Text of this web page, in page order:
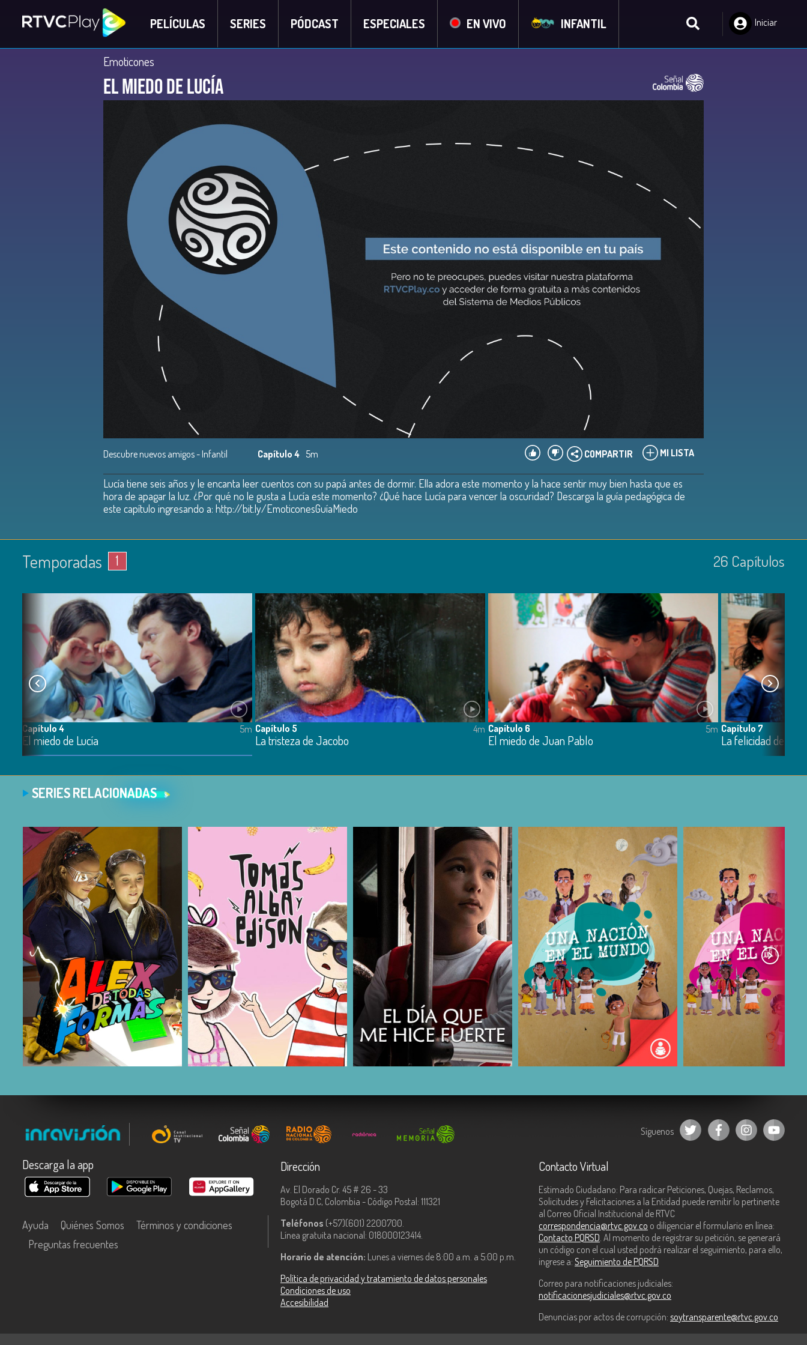
PELÍCULAS SERIES PÓDCAST ESPECIALES EN VIVO INFANTIL
Iniciar
Emoticones
El miedo de Lucía
Descubre nuevos amigos - Infantil Capítulo 4 5m MI LISTA
COMPARTIR
Lucía tiene seis años y le encanta leer cuentos con su papá antes de dormir. Ella adora este momento y la hace sentir muy bien hasta que es
hora de apagar la luz. ¿Por qué no le gusta a Lucía este momento? ¿Qué hace Lucía para vencer la oscuridad? Descarga la guía pedagógica de
este capítulo ingresando a: http://bit.ly/EmoticonesGuíaMiedo
Temporadas 1 26 Capí­tulos
Capítulo 4
El miedo de Lucía
5m Capítulo 5
La tristeza de Jacobo
4m Capítulo 6
El miedo de Juan Pablo
5m Capítulo 7
La felicidad de
SERIES RELACIONADAS
COMPARTIR COMPARTIR COMPARTIR
Síguenos
Descarga la app
Ayuda Quiénes Somos
Términos y condiciones
Preguntas frecuentes
Dirección
Av. El Dorado Cr. 45 # 26 - 33
Bogotá D.C, Colombia - Código Postal: 111321
Teléfonos (+57)(601) 2200700.
Línea gratuita nacional: 018000123414.
Horario de atención: Lunes a viernes de 8:00 a.m. a 5:00 p.m.
Política de privacidad y tratamiento de datos personales
Condiciones de uso
Accesibilidad
Contacto Virtual
Estimado Ciudadano: Para radicar Peticiones, Quejas, Reclamos,
Solicitudes y Felicitaciones a la Entidad puede remitir lo pertinente
al Correo Oficial Institucional de RTVC
correspondencia@rtvc.gov.co o diligenciar el formulario en línea:
Contacto PQRSD . Al momento de registrar su petición, se generará
un código con el cual usted podrá realizar el seguimiento, para ello,
ingrese a: Seguimiento de PQRSD
Correo para notificaciones judiciales:
notificacionesjudiciales@rtvc.gov.co
Denuncias por actos de corrupción: soytransparente@rtvc.gov.co